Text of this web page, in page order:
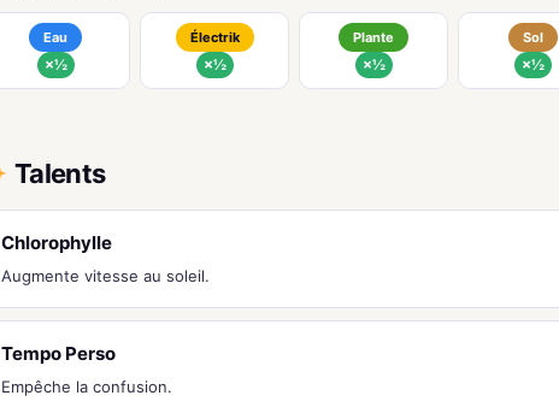
Eau
×½
Électrik
×½
Plante
×½
Sol
×½
Talents
Chlorophylle
Augmente vitesse au soleil.
Tempo Perso
Empêche la confusion.